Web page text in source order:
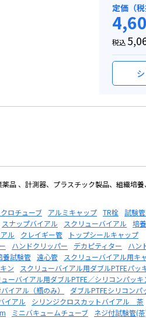
定価（税
税込
品 、計測器、プラスチック製品、組織培
ロチューブ アルミキャップ TR栓 試験
スナップバイアル スクリューバイアル
培
ル クレイギー管
トップシールキャップ
ハンドクリッパー デカピティター
ハン
養試験管 遠心管
スクリューバイアル用キ
ン
スクリューバイアル用ダブルPTFEパッ
ューバイアル用ダブルPTFE／シリコンパッキ
イアル（瓶のみ）
ダブルPTFEシリコンパ
イアル
シリンジクロスカットバイアル 茶
ミニバキュームチューブ
ネジ付試験管(